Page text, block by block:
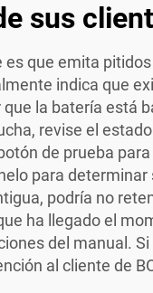
sus
que emita
indica que
la batería está
revise el
de prueba
para
podría no
ha llegado el
del manual.
al cliente de